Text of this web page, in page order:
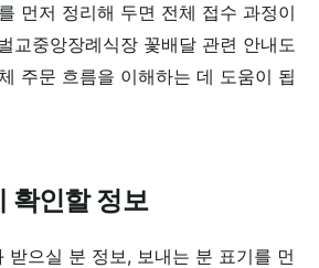
먼저 정리해 두면 전체 접수 과정이
교중앙장례식장 꽃배달 관련 안내도
주문 흐름을 이해하는 데 도움이 됩
확인할 정보
받으실 분 정보, 보내는 분 표기를 먼